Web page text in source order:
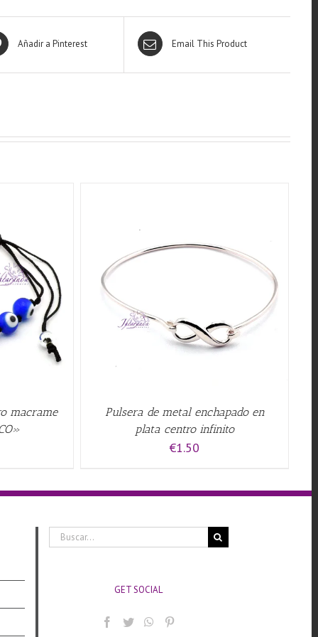
Añadir a Pinterest Email This Product
macrame
QUICK VIEW
Pulsera de metal enchapado en
plata centro infinito
€1.50
Buscar:
GET SOCIAL